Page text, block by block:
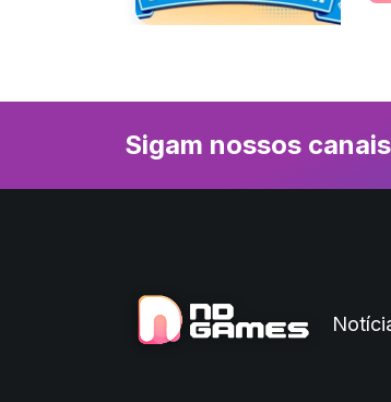
Sigam nossos canais